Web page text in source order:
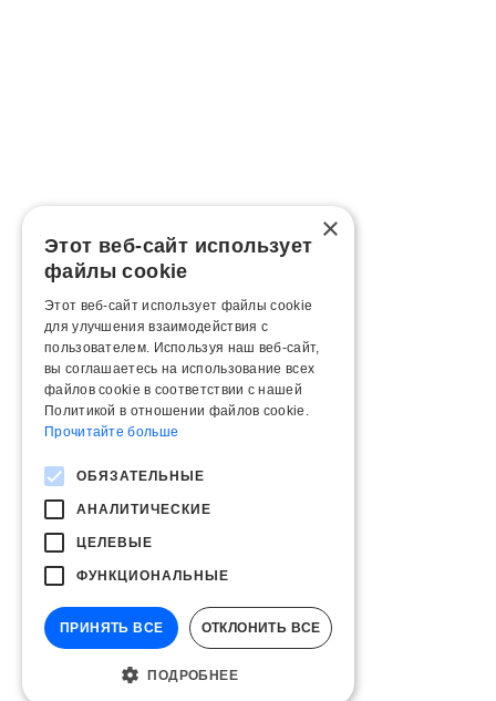
×
Этот веб-сайт использует
файлы cookie
Этот веб-сайт использует файлы cookie
для улучшения взаимодействия с
пользователем. Используя наш веб-сайт,
вы соглашаетесь на использование всех
файлов cookie в соответствии с нашей
Политикой в ​​отношении файлов cookie.
Прочитайте больше
ОБЯЗАТЕЛЬНЫЕ
АНАЛИТИЧЕСКИЕ
ЦЕЛЕВЫЕ
ФУНКЦИОНАЛЬНЫЕ
ПРИНЯТЬ ВСЕ ОТКЛОНИТЬ ВСЕ
ПОДРОБНЕЕ